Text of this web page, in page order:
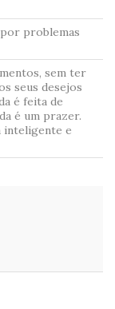
problemas
sem ter
seus desejos
é feita de
é um prazer.
inteligente e